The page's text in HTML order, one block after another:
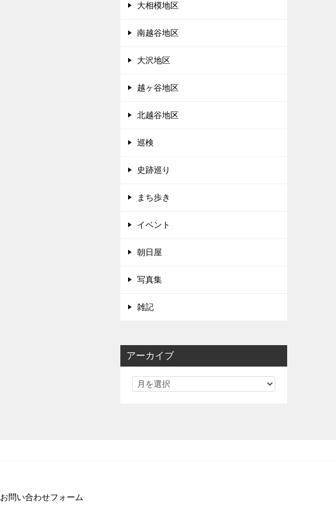
大相模地区
南越谷地区
大沢地区
越ヶ谷地区
北越谷地区
巡検
史跡巡り
まち歩き
イベント
朝日屋
写真集
雑記
アーカイブ
お問い合わせフォーム